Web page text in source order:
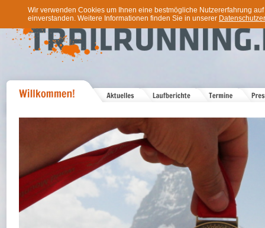
Wir verwenden Cookies um Ihnen eine bestmögliche Nutzererfahrung
einverstanden. Weitere Informationen finden Sie in unserer